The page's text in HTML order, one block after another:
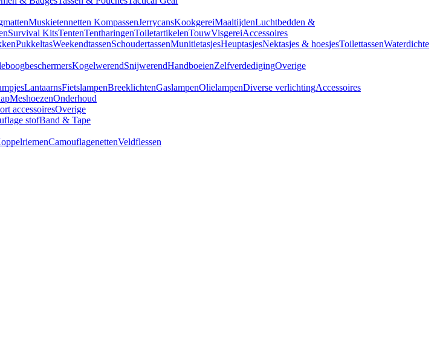
Muskietennetten KompassenJerrycansKookgereiMaaltijdenLuchtbedden &
Survival KitsTentenTentharingenToiletartikelenTouwVisgereiAccessoires
PukkeltasWeekendtassenSchoudertassenMunitietasjesHeuptasjesNektasjes & hoesjesToilettassenWaterdichte
KogelwerendSnijwerendHandboeienZelfverdedigingOverige
LantaarnsFietslampenBreeklichtenGaslampenOlielampenDiverse verlichtingAccessoires
MeshoezenOnderhoud
accessoiresOverige
stofBand & Tape
CamouflagenettenVeldflessen